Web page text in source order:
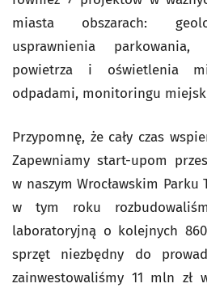
miasta obszarach:
usprawnienia
powietrza i oświetlenia
odpadami, monitoringu
Przypomnę, że cały czas
Zapewniamy start-upom
w naszym Wrocławskim Parku
w tym roku
laboratoryjną o kolejnych
sprzęt niezbędny do
zainwestowaliśmy 11 mln zł